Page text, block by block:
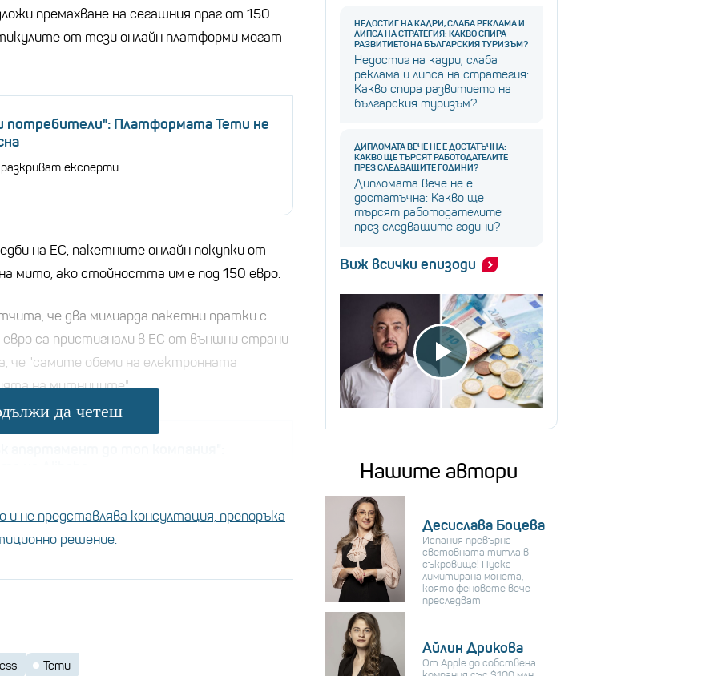
премахване на сегашния праг от 150
от тези онлайн платформи могат
потребители": Платформата Temu не
експерти
на ЕС, пакетните онлайн покупки от
мито, ако стойността им е под 150 евро.
че два милиарда пакетни пратки с
са пристигнали в ЕС от външни страни
че "самите обеми на електронната
на митниците".
да продават своите продукти в глобален
за митническа реформа, предложен
на скока на евтиния внос.
да четеш
не представлява консултация, препоръка
решение.
Temu
НЕДОСТИГ НА КАДРИ, СЛАБА РЕКЛАМА И
ЛИПСА НА СТРАТЕГИЯ: КАКВО СПИРА
РАЗВИТИЕТО НА БЪЛГАРСКИЯ ТУРИЗЪМ?
Недостиг на кадри, слаба
реклама и липса на стратегия:
Какво спира развитието на
българския туризъм?
ДИПЛОМАТА ВЕЧЕ НЕ Е ДОСТАТЪЧНА:
КАКВО ЩЕ ТЪРСЯТ РАБОТОДАТЕЛИТЕ
ПРЕЗ СЛЕДВАЩИТЕ ГОДИНИ?
Дипломата вече не е
достатъчна: Какво ще
търсят работодателите
през следващите години?
Виж всички епизоди
Нашите автори
Десислава Боцева
Испания превърна
световната титла в
съкровище! Пуска
лимитирана монета,
която феновете вече
преследват
Айлин Дрикова
От Apple до собствена